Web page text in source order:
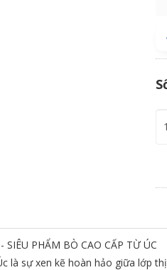
SIÊU PHẨM BÒ CAO CẤP TỪ ÚC
là sự xen kẽ hoàn hảo giữa lớp